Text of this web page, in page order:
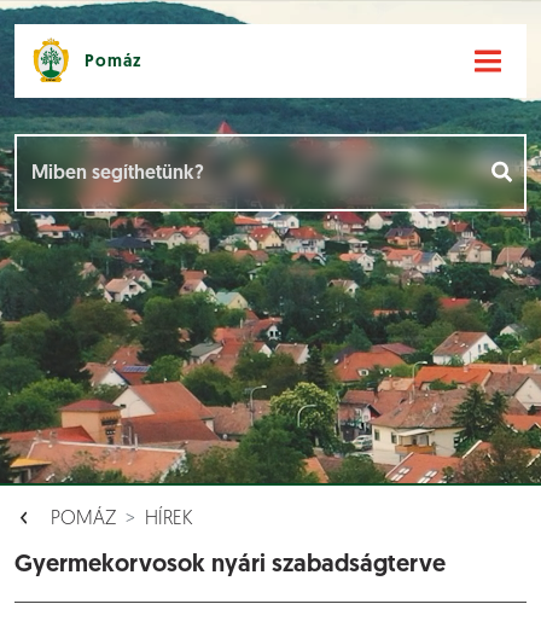
Pomáz
POMÁZ HÍREK
Gyermekorvosok nyári szabadságterve
Események []
Dokumentumok [ ]
Aloldalak []